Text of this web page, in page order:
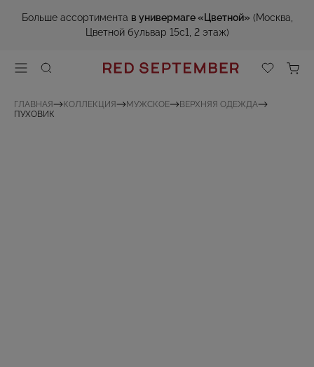
Больше ассортимента в универмаге «Цветной» (Москва,
Цветной бульвар 15с1, 2 этаж)
ГЛАВНАЯ КОЛЛЕКЦИЯ МУЖСКОЕ
ВЕРХНЯЯ ОДЕЖДА
ПУХОВИК